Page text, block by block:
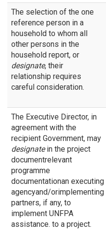
The selection of the one
reference person in a
household to whom all
other persons in the
household report, or
designate, their
relationship requires
careful consideration.
The Executive Director, in
agreement with the
recipient Government, may
designatein the project
documentrelevant
programme
documentationan executing
agencyand/orimplementing
partners, if any, to
implement UNFPA
assistance. to a project.